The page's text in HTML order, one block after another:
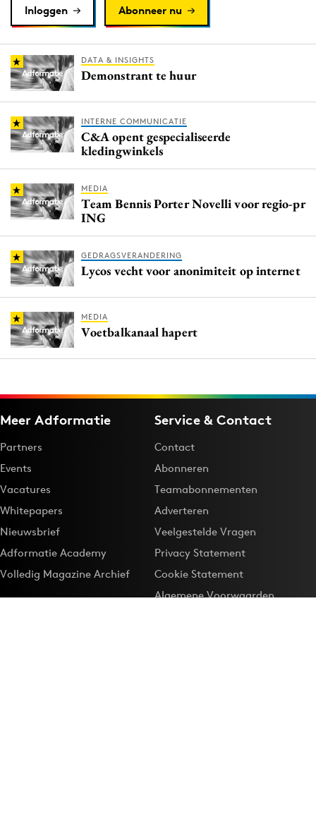
Reputatie & crisis
Inloggen Abonneer nu
DATA & INSIGHTS
Demonstrant te huur
INTERNE COMMUNICATIE
C&A opent gespecialiseerde
kledingwinkels
MEDIA
Team Bennis Porter Novelli voor regio-pr
ING
GEDRAGSVERANDERING
Lycos vecht voor anonimiteit op internet
MEDIA
Voetbalkanaal hapert
Meer Adformatie
Partners
Events
Vacatures
Whitepapers
Nieuwsbrief
Adformatie Academy
Volledig Magazine Archief
Service & Contact
Contact
Abonneren
Teamabonnementen
Adverteren
Veelgestelde Vragen
Privacy Statement
Cookie Statement
Algemene Voorwaarden